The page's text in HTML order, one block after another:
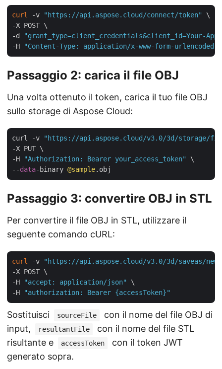
curl -v "https://api.aspose.cloud/connect/token"
\
-X POST \
-d
"grant_type=client_credentials&client_id=Your-App-
-H
"Content-Type: application/x-www-form-urlencoded"
Passaggio 2: carica il file OBJ
Una volta ottenuto il token, carica il tuo file OBJ
sullo storage di Aspose Cloud:
curl -v
"https://api.aspose.cloud/v3.0/3d/storage/
-X PUT \
-H
"Authorization: Bearer your_access_token"
\
--data-binary @sample
Passaggio 3: convertire OBJ in STL
Per convertire il file OBJ in STL, utilizzare il
seguente comando cURL:
curl -v
"https://api.aspose.cloud/v3.0/3d/saveas/
-X POST \
-H
"accept: application/json"
\
-H
"authorization: Bearer {accessToken}"
Sostituisci sourceFile
con il nome del file OBJ di
input,
resultantFile
con il nome del file STL
risultante e
accessToken
con il token JWT
generato sopra.